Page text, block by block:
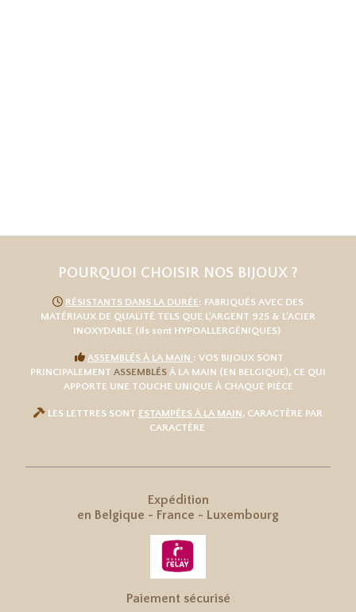
POURQUOI CHOISIR NOS BIJOUX ?
 RÉSISTANTS DANS LA DURÉE: FABRIQUÉS AVEC DES
MATÉRIAUX DE QUALITÉ TELS QUE L'ARGENT 925 & L'ACIER
INOXYDABLE (ils sont HYPOALLERGÉNIQUES)
 ASSEMBLÉS À LA MAIN : VOS BIJOUX SONT
PRINCIPALEMENT ASSEMBLÉS À LA MAIN (EN BELGIQUE), CE QUI
APPORTE UNE TOUCHE UNIQUE À CHAQUE PIÈCE
 LES LETTRES SONT ESTAMPÉES À LA MAIN, CARACTÈRE PAR
CARACTÈRE
Expédition
en Belgique - France - Luxembourg
Paiement sécurisé